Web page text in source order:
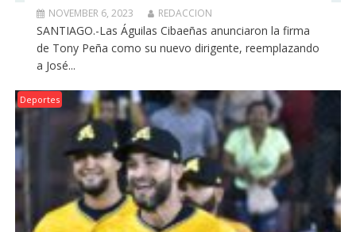
NOVEMBER 6, 2023 REDACCION
SANTIAGO.-Las Águilas Cibaeñas anunciaron la firma
de Tony Peña como su nuevo dirigente, reemplazando
a José...
Deportes